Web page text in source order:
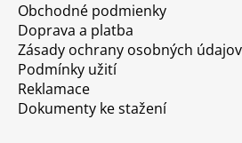
Obchodné podmienky
Doprava a platba
Zásady ochrany osobných údajov
Podmínky užití
Reklamace
Dokumenty ke stažení